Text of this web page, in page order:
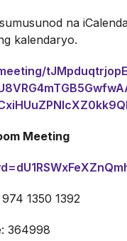
na
kalendaryo.
Meeting
1350 1392
364998